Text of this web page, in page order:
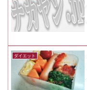
ダイエット